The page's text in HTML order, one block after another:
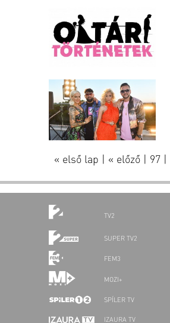
« első lap « előző 97
TV2
SUPER TV2
FEM3
MOZI+
SPÍLER TV
IZAURA TV